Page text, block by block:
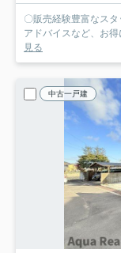
〇販売経験豊富なス
アドバイスなど、お
見る
中古一戸建